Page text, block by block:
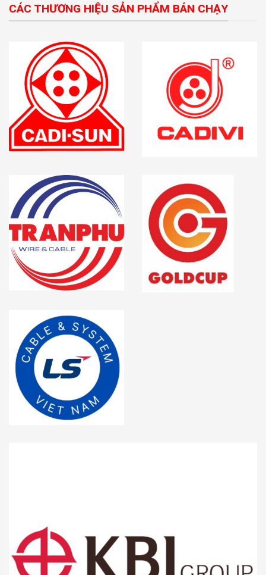
CÁC THƯƠNG HIỆU SẢN PHẨM BÁN CHẠY